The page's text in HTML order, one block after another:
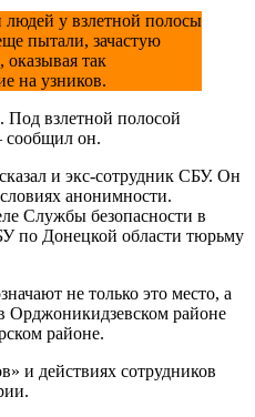
у взлетной полосы
пытали, зачастую
так
на узников.
Под взлетной полосой
сообщил он.
и экс-сотрудник СБУ. Он
анонимности.
Службы безопасности в
по Донецкой области тюрьму
не только это место, а
Орджоникидзевском районе
районе.
и действиях сотрудников